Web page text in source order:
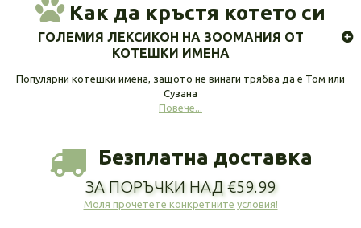
Как да кръстя котето си
ГОЛЕМИЯ ЛЕКСИКОН НА ЗООМАНИЯ ОТ
КОТЕШКИ ИМЕНА
Популярни котешки имена, защото не винаги трябва да е Том или
Сузана
Повече...
Безплатна доставка
ЗА ПОРЪЧКИ НАД €59.99
Моля прочетете конкретните условия!